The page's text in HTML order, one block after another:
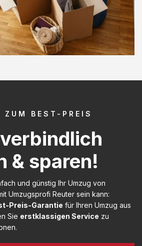
ZUM BEST-PREIS
& sparen!
und günstig Ihr Umzug von
Umzugsprofi Reuter sein kann:
Preis-Garantie für Ihren Umzug aus
Sie erstklassigen Service zu